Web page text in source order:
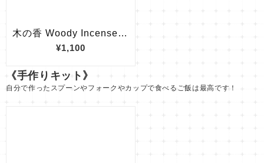
《手作りキット》
自分で作ったスプーンやフォークやカップで食べるご飯は最高です！